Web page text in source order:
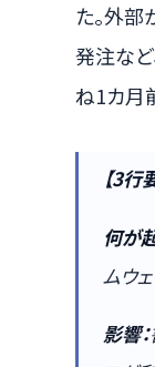
た。外
発注な
ね1カ月
【3行
何が
ムウ
影響：